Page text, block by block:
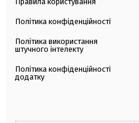
Політика конфіденційності
Політика використання
штучного інтелекту
Політика конфіденційності
додатку